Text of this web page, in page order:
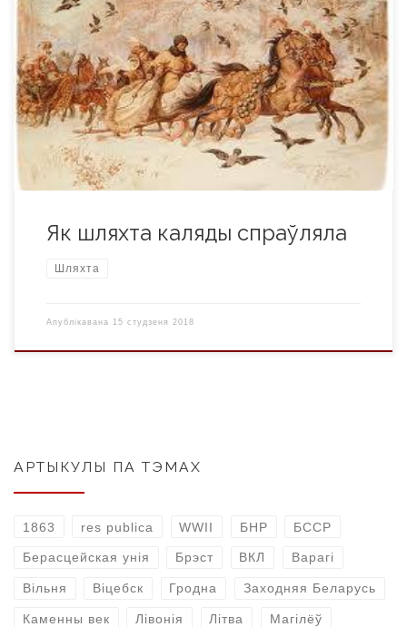
Аж да 18 стагоддзя галоўным зімовым святам у беларусаў
былі Каляды. Выраз жа “Новы год” не ўжываўся беларусамі
аж да эпохі Асветы, гэта значыць, да другой паловы 18
стагоддзя. Хоць самі гэтае свята ў сучасным яго разуменні
тады ўжо сустракалі, аднак звалі яго Сільвестрам – у гонар
Дня святога Сільвестра, […]
Як шляхта каляды спраўляла
Шляхта
Апублікавана 15 студзеня 2018
АРТЫКУЛЫ ПА ТЭМАХ
1863 res publica WWII БНР БССР
Берасцейская унія Брэст ВКЛ Варагі
Вільня Віцебск Гродна Заходняя Беларусь
Каменны век Лівонія Літва Магілёў